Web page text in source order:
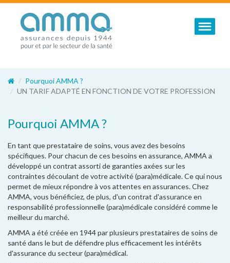
Toggle
Pourquoi AMMA ?
UN TARIF ADAPTÉ EN FONCTION DE VOTRE PROFESSION
Pourquoi AMMA ?
En tant que prestataire de soins, vous avez des besoins
spécifiques. Pour chacun de ces besoins en assurance, AMMA a
développé un contrat assorti de garanties axées sur les
contraintes découlant de votre activité (para)médicale. Ce qui nous
permet de mieux répondre à vos attentes en assurances. Chez
AMMA, vous bénéficiez, de plus, d'un contrat d'assurance en
responsabilité professionnelle (para)médicale considéré comme le
meilleur du marché.
AMMA a été créée en 1944 par plusieurs prestataires de soins de
santé dans le but de défendre plus efficacement les intérêts
d'assurance du secteur (para)médical.